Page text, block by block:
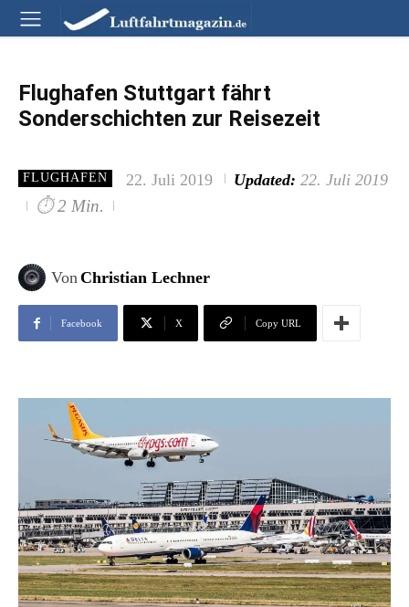
Flughafen Stuttgart fährt
Sonderschichten zur Reisezeit
FLUGHAFEN 22. Juli 2019 Updated: 22. Juli 2019
⏱ 2 Min.
VonChristian Lechner
Facebook X Copy URL